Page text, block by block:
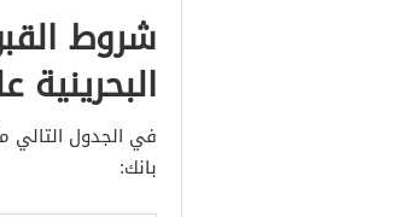
شروط
في الجدول التالي
بانك: